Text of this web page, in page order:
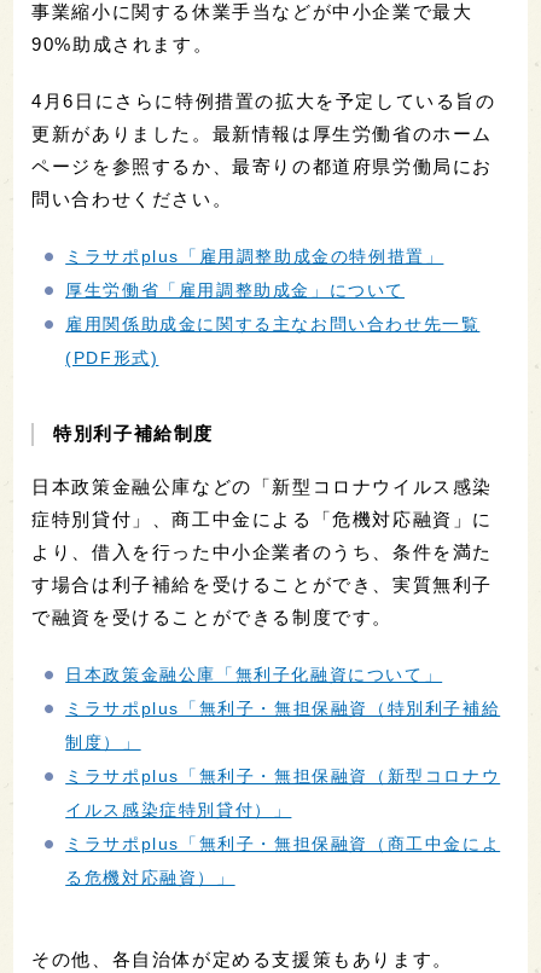
事業縮小に関する休業手当などが中小企業で最大
90%助成されます。
4月6日にさらに特例措置の拡大を予定している旨の
更新がありました。最新情報は厚生労働省のホーム
ページを参照するか、最寄りの都道府県労働局にお
問い合わせください。
ミラサポplus「雇用調整助成金の特例措置」
厚生労働省「雇用調整助成金」について
雇用関係助成金に関する主なお問い合わせ先一覧
(PDF形式)
特別利子補給制度
日本政策金融公庫などの「新型コロナウイルス感染
症特別貸付」、商工中金による「危機対応融資」に
より、借入を行った中小企業者のうち、条件を満た
す場合は利子補給を受けることができ、実質無利子
で融資を受けることができる制度です。
日本政策金融公庫「無利子化融資について」
ミラサポplus「無利子・無担保融資（特別利子補給
制度）」
ミラサポplus「無利子・無担保融資（新型コロナウ
イルス感染症特別貸付）」
ミラサポplus「無利子・無担保融資（商工中金によ
る危機対応融資）」
その他、各自治体が定める支援策もあります。